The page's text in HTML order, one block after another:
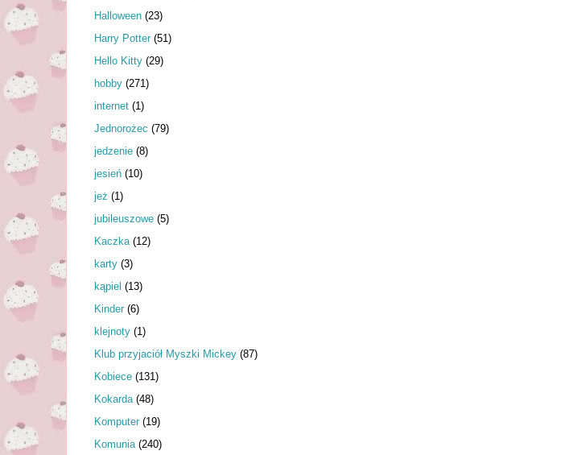
Halloween (23)
Harry Potter (51)
Hello Kitty (29)
hobby (271)
internet (1)
Jednorożec (79)
jedzenie (8)
jesień (10)
jeż (1)
jubileuszowe (5)
Kaczka (12)
karty (3)
kąpiel (13)
Kinder (6)
klejnoty (1)
Klub przyjaciół Myszki Mickey (87)
Kobiece (131)
Kokarda (48)
Komputer (19)
Komunia (240)